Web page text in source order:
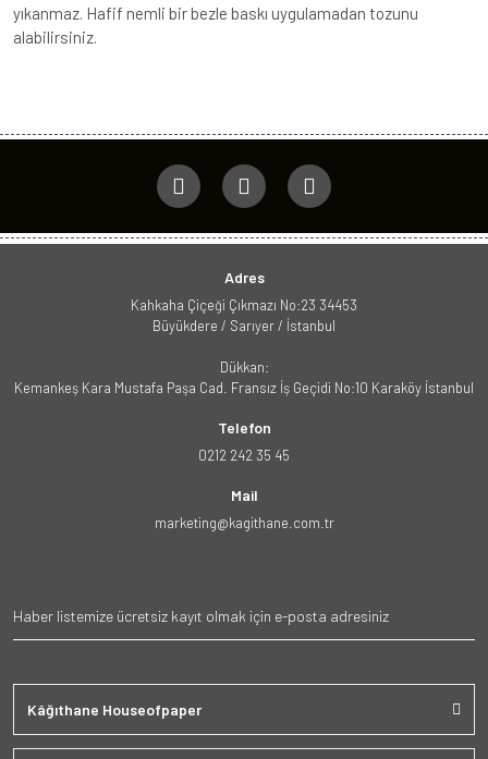
yıkanmaz. Hafif nemli bir bezle baskı uygulamadan tozunu
alabilirsiniz.
Adres
Kahkaha Çiçeği Çıkmazı No:23 34453
Büyükdere / Sarıyer / İstanbul
Dükkan:
Kemankeş Kara Mustafa Paşa Cad. Fransız İş Geçidi No:10 Karaköy İstanbul
Telefon
0212 242 35 45
Mail
marketing@kagithane.com.tr
Kâğıthane Houseofpaper